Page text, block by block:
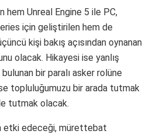
hem Unreal Engine 5 ile PC,
için geliştirilen hem de
kişi bakış açısından oynanan
olacak. Hikayesi ise yanlış
bir paralı asker rolüne
topluluğumuzu bir arada tutmak
tutmak olacak.
etki edeceği, mürettebat